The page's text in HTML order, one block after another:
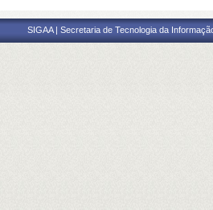
SIGAA | Secretaria de Tecnologia da